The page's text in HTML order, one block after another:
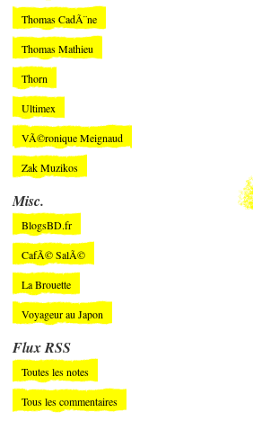
Thomas CadÃ¨ne
Thomas Mathieu
Thorn
Ultimex
VÃ©ronique Meignaud
Zak Muzikos
Misc.
BlogsBD.fr
CafÃ© SalÃ©
La Brouette
Voyageur au Japon
Flux RSS
Toutes les notes
Tous les commentaires